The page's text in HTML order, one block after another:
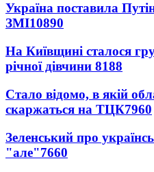
Україна поставила
ЗМІ10890
На Київщині сталося
річної дівчини 8188
Стало відомо, в якій
скаржаться на ТЦК7960
Зеленський про
"але"7660